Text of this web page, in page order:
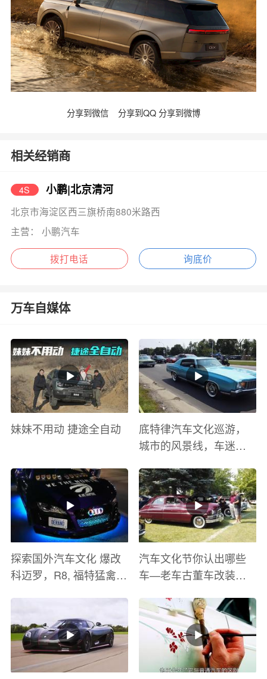
分享到微信 分享到QQ 分享到微博
相关经销商
4S 小鹏|北京清河
北京市海淀区西三旗桥南880米路西
主营： 小鹏汽车
拨打电话 询底价
万车自媒体
妹妹不用动 捷途全自动
底特律汽车文化巡游，
城市的风景线，车迷的
探索国外汽车文化 爆改
科迈罗，R8, 福特猛禽
汽车文化节你认出哪些
车—老车古董车改装车